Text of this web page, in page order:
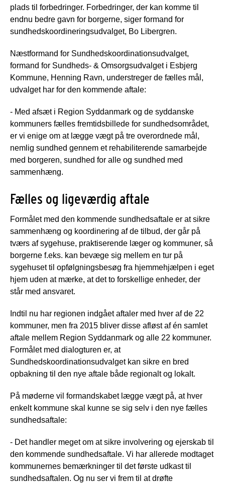
plads til forbedringer. Forbedringer, der kan komme til
endnu bedre gavn for borgerne, siger formand for
sundhedskoordineringsudvalget, Bo Libergren.
Næstformand for Sundhedskoordinationsudvalget,
formand for Sundheds- & Omsorgsudvalget i Esbjerg
Kommune, Henning Ravn, understreger de fælles mål,
udvalget har for den kommende aftale:
- Med afsæt i Region Syddanmark og de syddanske
kommuners fælles fremtidsbillede for sundhedsområdet,
er vi enige om at lægge vægt på tre overordnede mål,
nemlig sundhed gennem et rehabiliterende samarbejde
med borgeren, sundhed for alle og sundhed med
sammenhæng.
Fælles og ligeværdig aftale
Formålet med den kommende sundhedsaftale er at sikre
sammenhæng og koordinering af de tilbud, der går på
tværs af sygehuse, praktiserende læger og kommuner, så
borgerne f.eks. kan bevæge sig mellem en tur på
sygehuset til opfølgningsbesøg fra hjemmehjælpen i eget
hjem uden at mærke, at det to forskellige enheder, der
står med ansvaret.
Indtil nu har regionen indgået aftaler med hver af de 22
kommuner, men fra 2015 bliver disse afløst af én samlet
aftale mellem Region Syddanmark og alle 22 kommuner.
Formålet med dialogturen er, at
Sundhedskoordinationsudvalget kan sikre en bred
opbakning til den nye aftale både regionalt og lokalt.
På møderne vil formandskabet lægge vægt på, at hver
enkelt kommune skal kunne se sig selv i den nye fælles
sundhedsaftale:
- Det handler meget om at sikre involvering og ejerskab til
den kommende sundhedsaftale. Vi har allerede modtaget
kommunernes bemærkninger til det første udkast til
sundhedsaftalen. Og nu ser vi frem til at drøfte